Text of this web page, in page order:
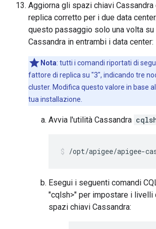
Aggiorna gli spazi chiavi
replica corretto per i due data
questo passaggio solo una volta
Cassandra in entrambi i data center:
Nota: tutti i comandi riportati di
fattore di replica su "3", indicando tre
cluster. Modifica questo valore in base
tua installazione.
Avvia l'utilità Cassandra
/opt/apigee/apigee-
Esegui i seguenti comandi
"cqlsh>" per impostare i livelli
spazi chiavi Cassandra: